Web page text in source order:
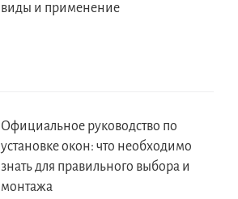
виды и применение
Официальное руководство по
установке окон: что необходимо
знать для правильного выбора и
монтажа